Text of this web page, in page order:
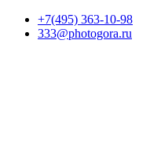
+7(495) 363-10-98
333@photogora.ru